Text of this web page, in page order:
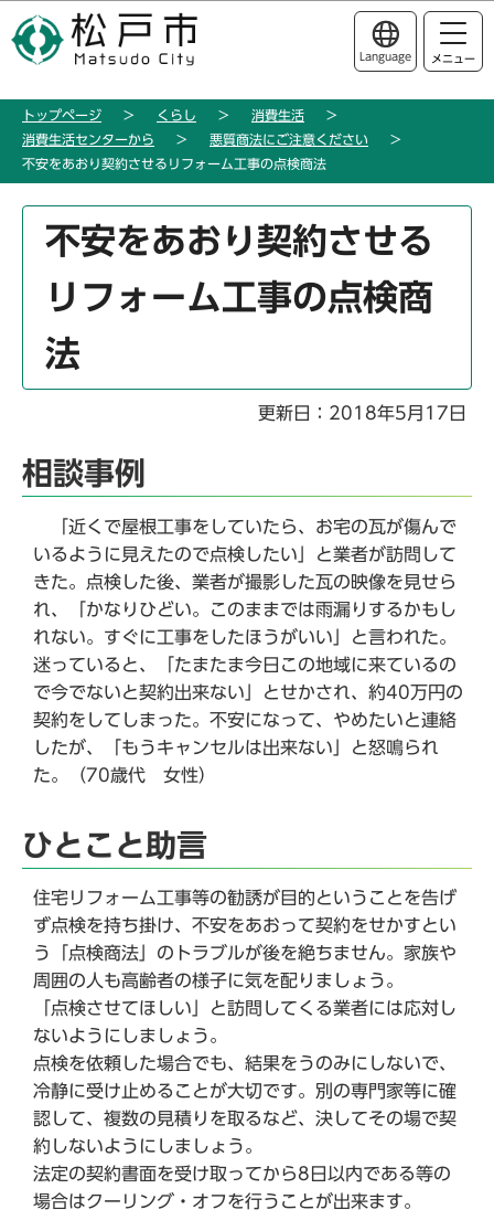
の
ー
このページの本文へ移動
Language メニュー
トップページ くらし
消費生活
消費生活センターから
悪質商法にご注意ください
不安をあおり契約させるリフォーム工事の点検商法
不安をあおり契約させる
リフォーム工事の点検商
法
更新日：2018年5月17日
相談事例
「近くで屋根工事をしていたら、お宅の瓦が傷んで
いるように見えたので点検したい」と業者が訪問して
きた。点検した後、業者が撮影した瓦の映像を見せら
れ、「かなりひどい。このままでは雨漏りするかもし
れない。すぐに工事をしたほうがいい」と言われた。
迷っていると、「たまたま今日この地域に来ているの
で今でないと契約出来ない」とせかされ、約40万円の
契約をしてしまった。不安になって、やめたいと連絡
したが、「もうキャンセルは出来ない」と怒鳴られ
た。（70歳代 女性）
ひとこと助言
住宅リフォーム工事等の勧誘が目的ということを告げ
ず点検を持ち掛け、不安をあおって契約をせかすとい
う「点検商法」のトラブルが後を絶ちません。家族や
周囲の人も高齢者の様子に気を配りましょう。
「点検させてほしい」と訪問してくる業者には応対し
ないようにしましょう。
点検を依頼した場合でも、結果をうのみにしないで、
冷静に受け止めることが大切です。別の専門家等に確
認して、複数の見積りを取るなど、決してその場で契
約しないようにしましょう。
法定の契約書面を受け取ってから8日以内である等の
場合はクーリング・オフを行うことが出来ます。